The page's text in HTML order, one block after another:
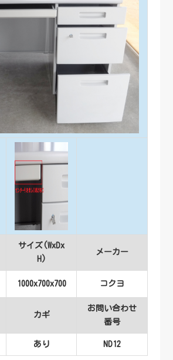
サイズ(WxDx
H)
メーカー
1000x700x700 コクヨ
カギ
お問い合わせ
番号
あり ND12